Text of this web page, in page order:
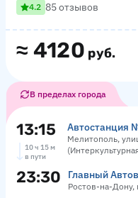
≈ 4120 руб.
4.2 85 отзывов
В пределах города
13:15 Автостанция
Мелитополь,
10 ч 15 м
в пути
23:30 Главный
Ростов-на-Дону,